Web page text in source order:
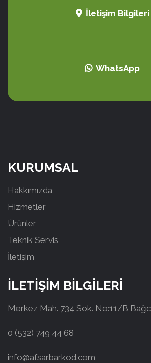
İletişim Bilgileri
WhatsApp
KURUMSAL
Hakkımızda
Hizmetler
Ürünler
Teknik Servis
İletişim
İLETİŞİM BİLGİLERİ
Merkez Mah. 734 Sok. No:11/B
0 (532) 749 44 68
info@afsarbarkod.com